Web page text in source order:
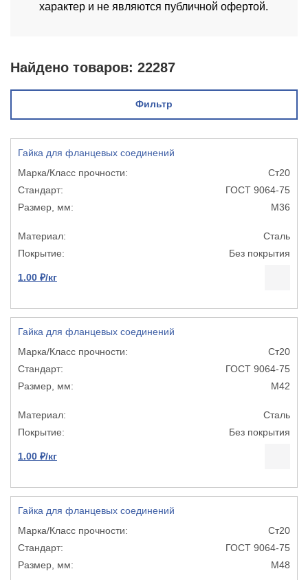
характер и не являются публичной офертой.
Найдено товаров: 22287
Фильтр
Гайка для фланцевых соединений
Ст20
ГОСТ 9064-75
М36
Сталь
Без покрытия
1.00 ₽/кг
Гайка для фланцевых соединений
Ст20
ГОСТ 9064-75
М42
Сталь
Без покрытия
1.00 ₽/кг
Гайка для фланцевых соединений
Ст20
ГОСТ 9064-75
М48